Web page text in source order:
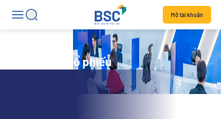
Mở tài khoản
Tin tức mã cổ phiếu